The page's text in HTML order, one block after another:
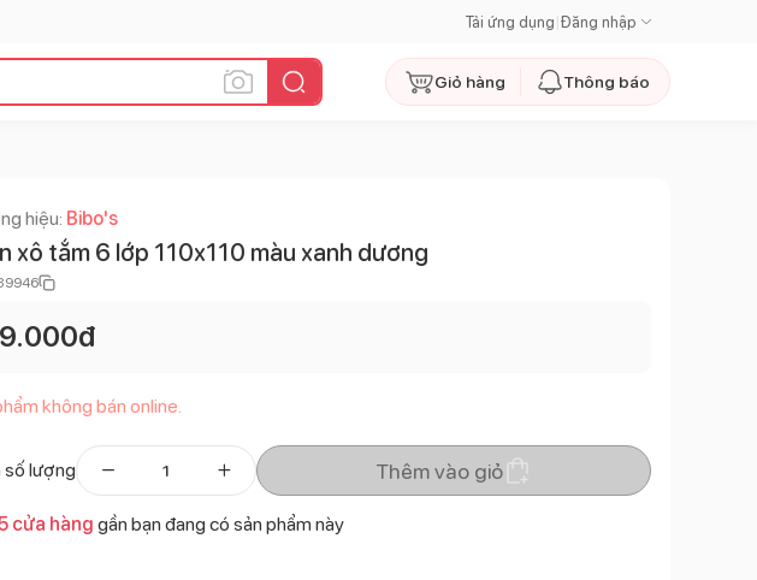
Tải ứng dụng Đăng nhập
Giỏ hàng Thông báo
hiệu: Bibo's
xô tắm 6 lớp 110x110 màu xanh dương
đ
không bán online.
số lượng Thêm vào giỏ
cửa hàng gần bạn đang có sản phẩm này